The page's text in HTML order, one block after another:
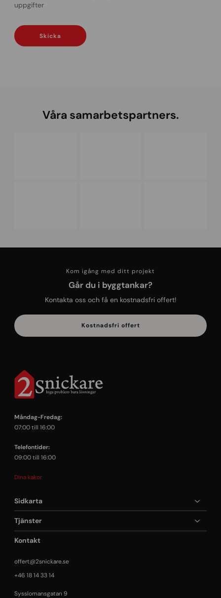
uppgifter
Skicka
Våra samarbetspartners.
Kom igång med ditt projekt
Går du i byggtankar?
Kontakta oss och få en kostnadsfri offert!
Kostnadsfri offert
Måndag-Fredag:
07:00 till 16:00
Telefontider:
09:00 till 16:00
Dina kakor
Sidkarta
Tjänster
Kontakt
offert@2snickare.se
+46 18 14 33 14
Sysslomansgatan 9